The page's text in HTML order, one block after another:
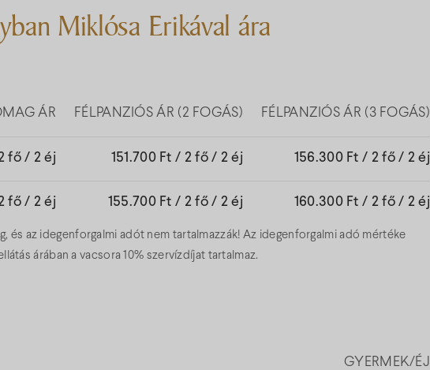
Miklósa Erikával ára
ÁR FÉLPANZIÓS ÁR (2 FOGÁS) FÉLPANZIÓS ÁR (3 FOGÁS)
fő / 2 éj 151.700 Ft / 2 fő / 2 éj 156.300 Ft / 2 fő / 2 éj
fő / 2 éj 155.700 Ft / 2 fő / 2 éj 160.300 Ft / 2 fő / 2 éj
és az idegenforgalmi adót nem tartalmazzák! Az idegenforgalmi adó mértéke
árában a vacsora 10% szervízdíjat tartalmaz.
GYERMEK/ÉJ